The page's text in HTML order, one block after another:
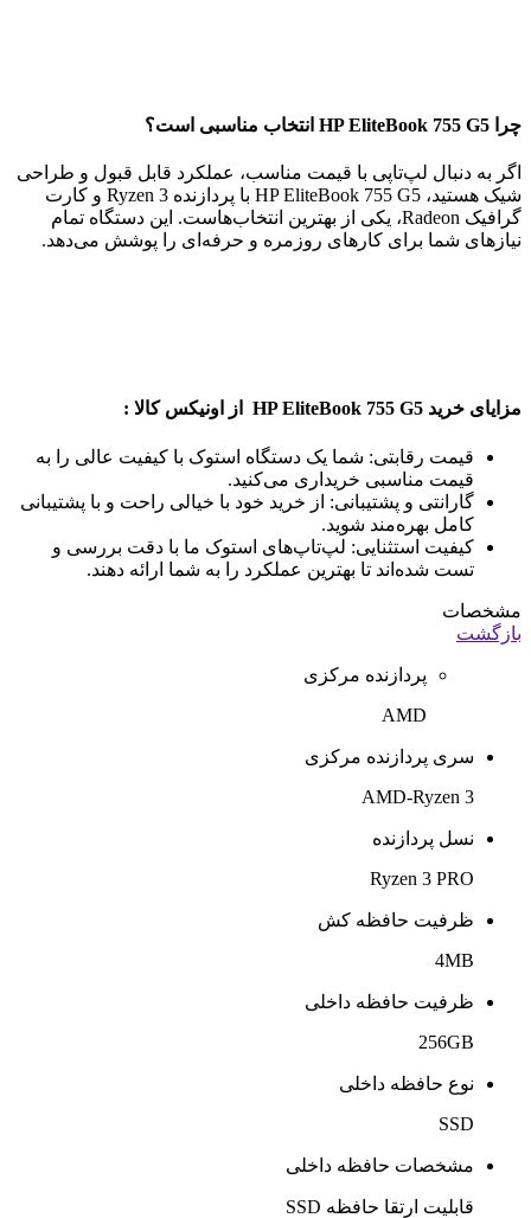
چرا HP EliteBook 755 G5 انتخاب مناسبی است؟
اگر به دنبال لپ‌تاپی با قیمت مناسب، عملکرد قابل قبول و طراحی
شیک هستید، HP EliteBook 755 G5 با پردازنده Ryzen 3 و کارت
گرافیک Radeon، یکی از بهترین انتخاب‌هاست. این دستگاه تمام
نیازهای شما برای کارهای روزمره و حرفه‌ای را پوشش می‌دهد.
مزایای خرید HP EliteBook 755 G5 از اونیکس کالا :
قیمت رقابتی: شما یک دستگاه استوک با کیفیت عالی را به
قیمت مناسبی خریداری می‌کنید.
گارانتی و پشتیبانی: از خرید خود با خیالی راحت و با پشتیبانی
کامل بهره‌مند شوید.
کیفیت استثنایی: لپ‌تاپ‌های استوک ما با دقت بررسی و
تست شده‌اند تا بهترین عملکرد را به شما ارائه دهند.
مشخصات
بازگشت
پردازنده مرکزی
AMD
سری پردازنده مرکزی
AMD-Ryzen 3
نسل پردازنده
Ryzen 3 PRO
ظرفیت حافظه کش
4MB
ظرفیت حافظه داخلی
256GB
نوع حافظه داخلی
SSD
مشخصات حافظه داخلی
قابلیت ارتقا حافظه SSD